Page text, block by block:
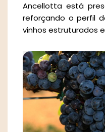
Ancellotta está
reforçando o perfil
vinhos estruturados